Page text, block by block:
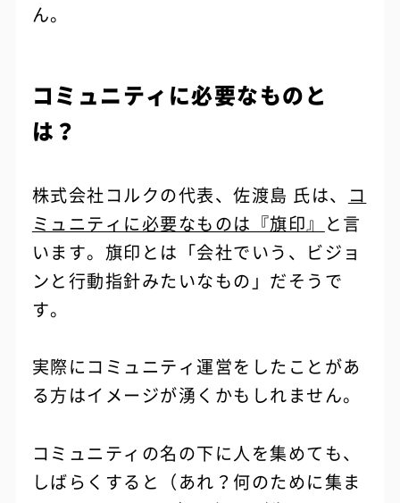
ん。
コミュニティに必要なものと
は？
株式会社コルクの代表、佐渡島 氏は、
コ
ミュニティに必要なものは『旗印』 と言
います。旗印とは「会社でいう、ビジョ
ンと行動指針みたいなもの」だそうで
す。
実際にコミュニティ運営をしたことがあ
る方はイメージが湧くかもしれません。
コミュニティの名の下に人を集めても、
しばらくすると（あれ？何のために集ま